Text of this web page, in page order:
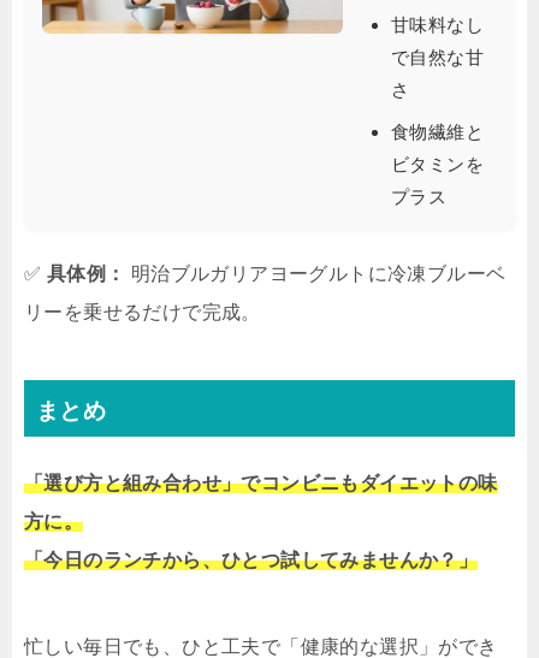
甘味料なし
で自然な甘
さ
食物繊維と
ビタミンを
プラス
✅ 具体例：
明治ブルガリアヨーグルトに冷凍ブルーベ
リーを乗せるだけで完成。
まとめ
「選び方と組み合わせ」でコンビニもダイエットの味
方に。
「今日のランチから、ひとつ試してみませんか？」
忙しい毎日でも、ひと工夫で「健康的な選択」ができ